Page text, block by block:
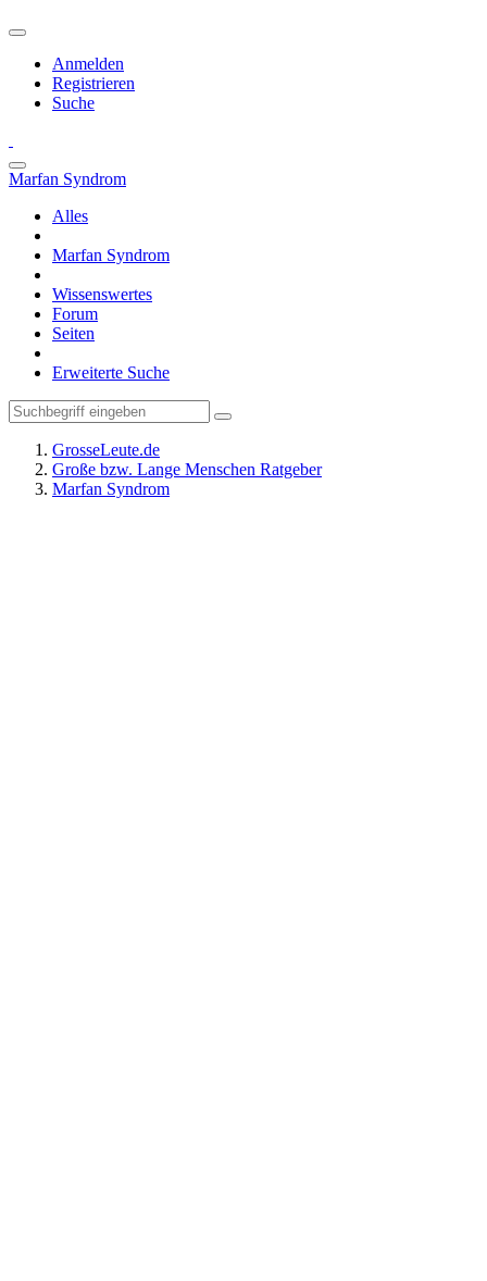
Anmelden
Registrieren
Suche
Marfan Syndrom
Alles
Marfan Syndrom
Wissenswertes
Forum
Seiten
Erweiterte Suche
GrosseLeute.de
Große bzw. Lange Menschen Ratgeber
Marfan Syndrom